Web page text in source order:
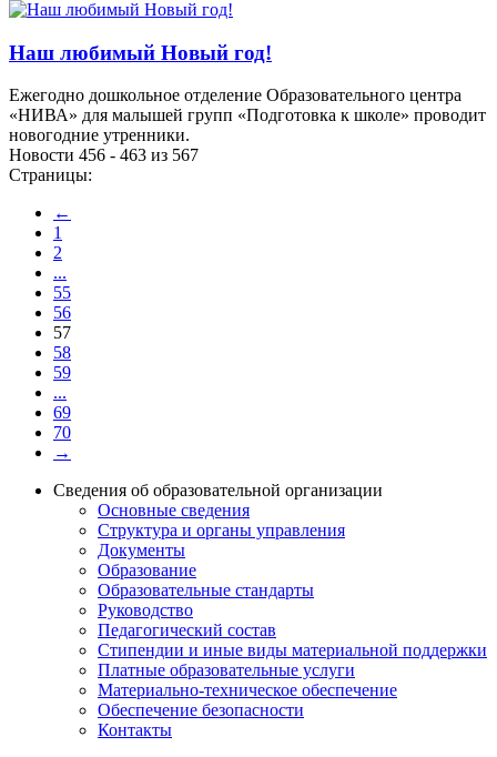
Наш любимый Новый год!
Ежегодно дошкольное отделение Образовательного центра
«НИВА» для малышей групп «Подготовка к школе» проводит
новогодние утренники.
Новости 456 - 463 из 567
Страницы:
←
1
2
...
55
56
57
58
59
...
69
70
→
Сведения об образовательной организации
Основные сведения
Структура и органы управления
Документы
Образование
Образовательные стандарты
Руководство
Педагогический состав
Стипендии и иные виды материальной поддержки
Платные образовательные услуги
Материально-техническое обеспечение
Обеспечение безопасности
Контакты